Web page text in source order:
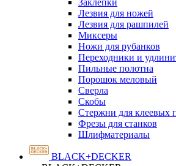
Заклепки
Лезвия для ножей
Лезвия для рашпилей
Миксеры
Ножи для рубанков
Переходники и
Пильные полотна
Порошок меловый
Сверла
Скобы
Стержни для клеевых
Фрезы для станков
Шлифматериалы
BLACK+DECKER